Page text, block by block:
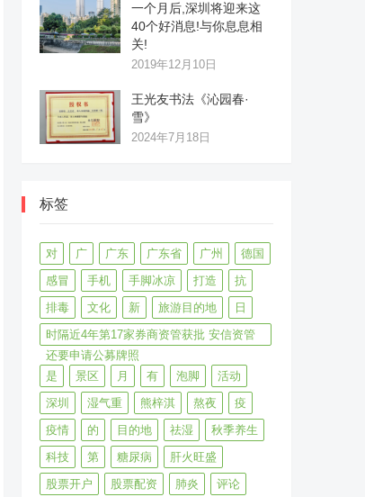
一个月后,深圳将迎来这
40个好消息!与你息息相
关!
2019年12月10日
王光友书法《沁园春·
雪》
2024年7月18日
标签
对 广 广东 广东省 广州
德国
感冒
手机 手脚冰凉 打造
抗
排毒
文化 新 旅游目的地
日
时隔近4年第17家券商资管获批 安信资管
还要申请公募牌照
是
景区 月 有 泡脚
活动
深圳
湿气重 熊梓淇 熬夜
疫
疫情
的 目的地 祛湿
秋季养生
科技
第 糖尿病
肝火旺盛
股票开户
股票配资 肺炎
评论